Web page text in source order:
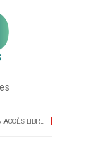
ACCÈS LIBRE